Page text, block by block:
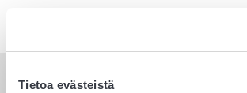
Tietoa evästeistä